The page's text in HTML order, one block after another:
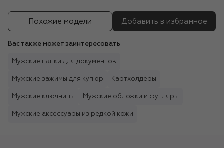
Похожие модели Добавить в избранное
Вас также может заинтересовать
Мужские папки для документов
Мужские зажимы для купюр Картхолдеры
Мужские ключницы Мужские обложки и футляры
Мужские аксессуары из редкой кожи